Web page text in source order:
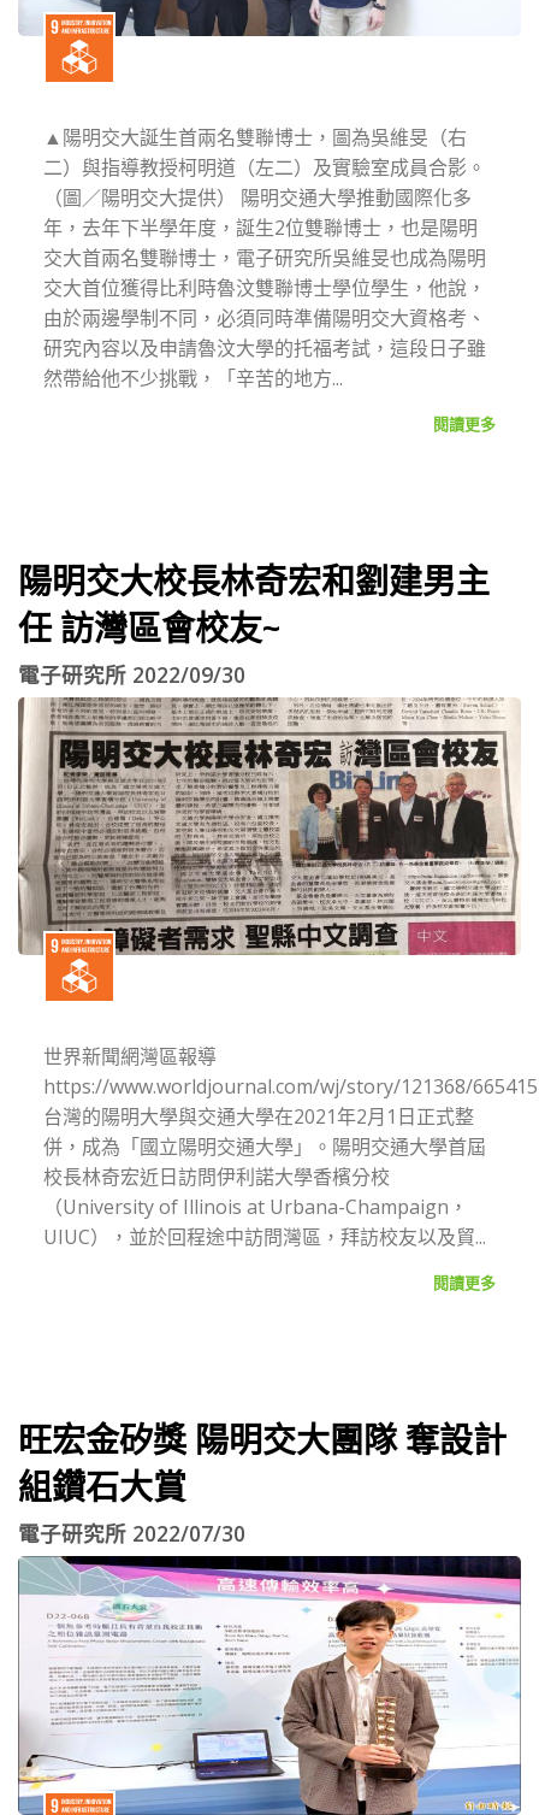
▲陽明交大誕生首兩名雙聯博士，圖為吳維旻（右
二）與指導教授柯明道（左二）及實驗室成員合影。
（圖／陽明交大提供） 陽明交通大學推動國際化多
年，去年下半學年度，誕生2位雙聯博士，也是陽明
交大首兩名雙聯博士，電子研究所吳維旻也成為陽明
交大首位獲得比利時魯汶雙聯博士學位學生，他說，
由於兩邊學制不同，必須同時準備陽明交大資格考、
研究內容以及申請魯汶大學的托福考試，這段日子雖
然帶給他不少挑戰，「辛苦的地方...
閱讀更多
陽明交大校長林奇宏和劉建男主
任 訪灣區會校友~
電子研究所 2022/09/30
世界新聞網灣區報導
https://www.worldjournal.com/wj/story/121368/
台灣的陽明大學與交通大學在2021年2月1日正式整
併，成為「國立陽明交通大學」。陽明交通大學首屆
校長林奇宏近日訪問伊利諾大學香檳分校
（University of Illinois at Urbana-Champaign，
UIUC），並於回程途中訪問灣區，拜訪校友以及貿...
閱讀更多
旺宏金矽獎 陽明交大團隊 奪設計
組鑽石大賞
電子研究所 2022/07/30